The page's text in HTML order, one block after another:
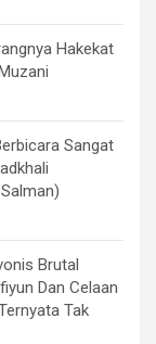
Hakekat
Sangat
Brutal
Dan Celaan
Tak